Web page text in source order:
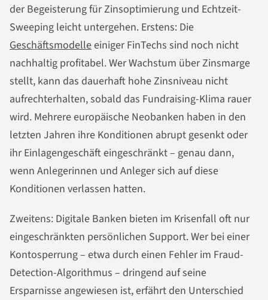
der Begeisterung für Zinsoptimierung und Echtzeit-
Sweeping leicht untergehen. Erstens: Die
Geschäftsmodelleeiniger FinTechs sind noch nicht
nachhaltig profitabel. Wer Wachstum über Zinsmarge
stellt, kann das dauerhaft hohe Zinsniveau nicht
aufrechterhalten, sobald das Fundraising-Klima rauer
wird. Mehrere europäische Neobanken haben in den
letzten Jahren ihre Konditionen abrupt gesenkt oder
ihr Einlagengeschäft eingeschränkt – genau dann,
wenn Anlegerinnen und Anleger sich auf diese
Konditionen verlassen hatten.
Zweitens: Digitale Banken bieten im Krisenfall oft nur
eingeschränkten persönlichen Support. Wer bei einer
Kontosperrung – etwa durch einen Fehler im Fraud-
Detection-Algorithmus – dringend auf seine
Ersparnisse angewiesen ist, erfährt den Unterschied